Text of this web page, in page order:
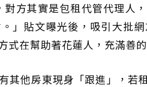
對方其實是包租代管代理人
」貼文曝光後，吸引大批
式在幫助著花蓮人，充滿善
其他房東現身「跟進」，若